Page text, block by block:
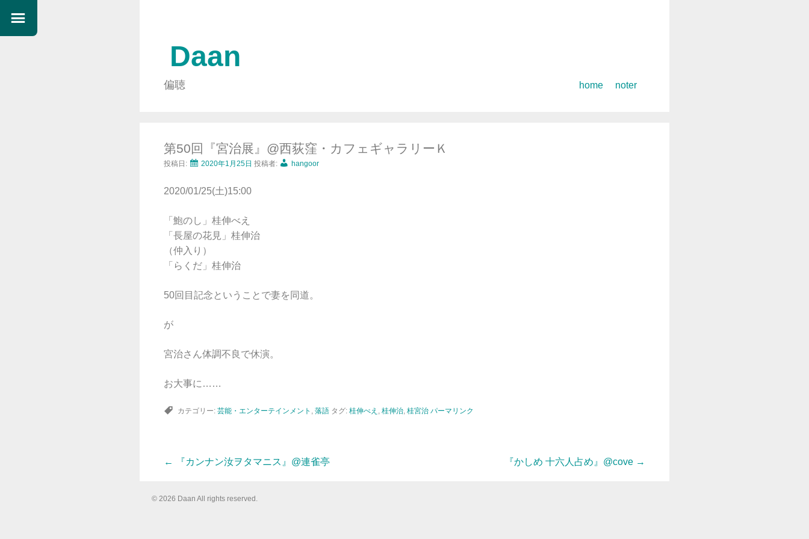
Daan
偏聴
コ
home noter
第50回『宮治展』@西荻窪・カフェギャラリーＫ
投稿日: 2020年1月25日 投稿者: hangoor
2020/01/25(土)15:00
「鮑のし」桂伸べえ
「長屋の花見」桂伸治
（仲入り）
「らくだ」桂伸治
50回目記念ということで妻を同道。
が
宮治さん体調不良で休演。
お大事に……
カテゴリー: 芸能・エンターテインメント , 落語 タグ: 桂伸べえ , 桂伸治, 桂宮治 パーマリンク
投
← 『カンナン汝ヲタマニス』@連雀亭 『かしめ 十六人占め』@cove →
© 2026 Daan All rights reserved.